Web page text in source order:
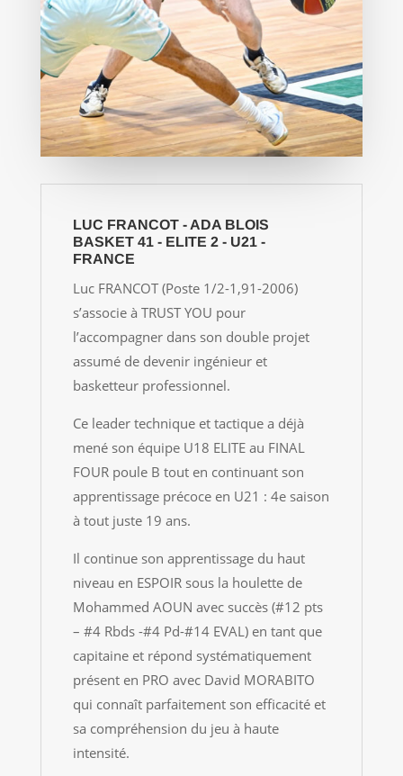
LUC FRANCOT - ADA BLOIS
BASKET 41 - ELITE 2 - U21 -
FRANCE
Luc FRANCOT (Poste 1/2-1,91-2006)
s’associe à TRUST YOU pour
l’accompagner dans son double projet
assumé de devenir ingénieur et
basketteur professionnel.
Ce leader technique et tactique a déjà
mené son équipe U18 ELITE au FINAL
FOUR poule B tout en continuant son
apprentissage précoce en U21 : 4e saison
à tout juste 19 ans.
Il continue son apprentissage du haut
niveau en ESPOIR sous la houlette de
Mohammed AOUN avec succès (#12 pts
– #4 Rbds -#4 Pd-#14 EVAL) en tant que
capitaine et répond systématiquement
présent en PRO avec David MORABITO
qui connaît parfaitement son efficacité et
sa compréhension du jeu à haute
intensité.